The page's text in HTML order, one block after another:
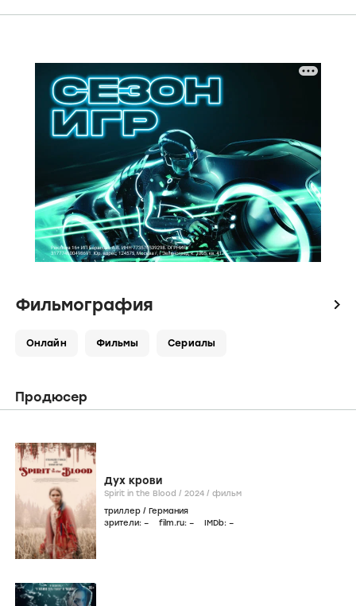
Фильмография icon
Онлайн Фильмы Сериалы
Продюсер
Дух крови
Spirit in the Blood / 2024 / фильм
триллер / Германия
зрители: – film.ru: – IMDb: –